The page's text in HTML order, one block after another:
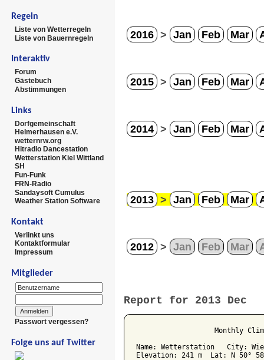
Regeln
Liste von Wetterregeln
Liste von Bauernregeln
Interaktiv
Forum
Gästebuch
Abstimmungen
Links
Dorfgemeinschaft
Helmerhausen e.V.
wetternrw.org
Hitradio Dancestation
Wetterstation Kiel Wittland
SH
Fun-Funk
FRN-Radio
Sandaysoft Cumulus
Weather Station Software
Kontakt
Verlinkt uns
Kontaktformular
Impressum
Mitglieder
Passwort vergessen?
Folge uns auf Twitter
2016 > Jan Feb Mar
2015 > Jan Feb Mar
2014 > Jan Feb Mar
2013 > Jan Feb Mar
2012 > Jan Feb Mar
Report for 2013 Dec
Monthly
Name: Wetterstation   City:
Elevation: 241 m  Lat: N 50°